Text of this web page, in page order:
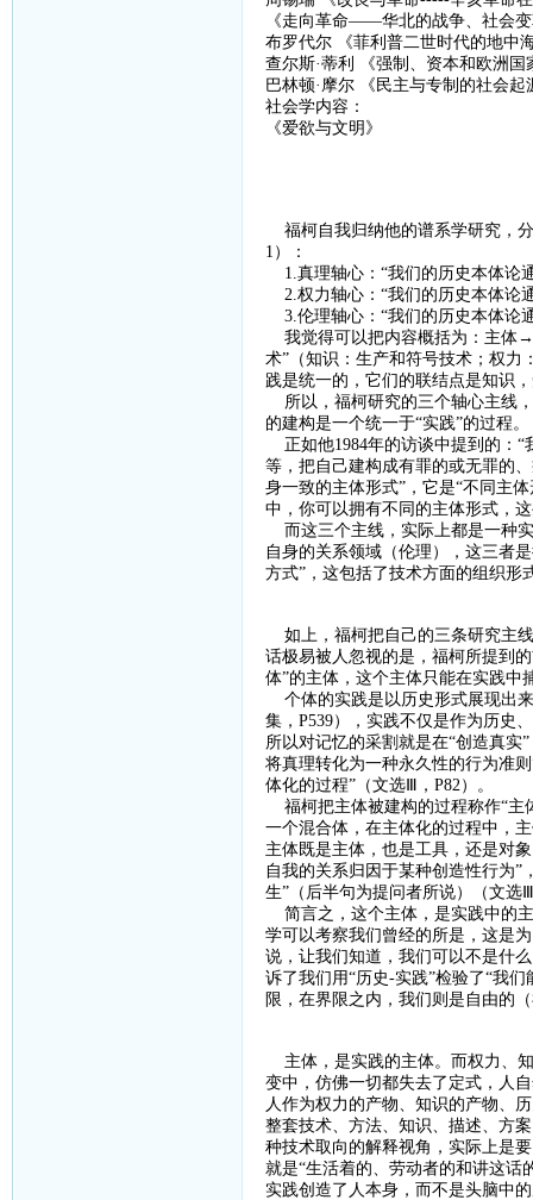
《走向革命——华北的战争、社会
布罗代尔
《菲利普二世时代的地中
查尔斯·蒂利 《强制、资本和欧洲国
巴林顿· 摩尔 《 民主与专制的社会起
社会学内容：
《爱欲与文明》
福柯自我归纳他的谱系学研究，
1 ）：
1. 真理轴心：“我们的历史本体论
2. 权力轴心：“我们的历史本体论
3. 伦理轴心：“我们的历史本体论
我觉得可以把内容概括为：主体→
术”（知识：生产和符号技术；权
践是统一的，它们的联结点是知识
所以，福柯研究的三个轴心主线
的建构是一个统一于“实践”的过程。
正如他1984年的访谈中提到的：
等，把自己建构成有罪的或无罪的
身一致的主体形式”，它是“不同主
中，你可以拥有不同的主体形式，
而这三个主线，实际上都是一种
自身的关系领域（伦理），这三者
方式”，这包括了技术方面的组织形
如上，福柯把自己的三条研究主
话极易被人忽视的是，福柯所提到
体”的主体，这个主体只能在实践中
个体的实践是以历史形式展现出
集， P539），实践不仅是作为历史
所以对记忆的采割就是在“创造真实
将真理转化为一种永久性的行为准则
体化的过程”（文选Ⅲ， P82 ）。
福柯把主体被建构的过程称作“主
一个混合体，在主体化的过程中，
主体既是主体，也是工具，还是对
自我的关系归因于某种创造性行为
生”（后半句为提问者所说）（文选
简言之，这个主体，是实践中的
学可以考察我们曾经的所是，这是
说，让我们知道，我们可以不是什
诉了我们用“历史-实践”检验了“我
限，在界限之内，我们则是自由的
主体，是实践的主体。而权力、
变中，仿佛一切都失去了定式，人
人作为权力的产物、知识的产物、
整套技术、方法、知识、描述、方
种技术取向的解释视角，实际上是
就是“生活着的、劳动者的和讲这话
实践创造了人本身，而不是头脑中